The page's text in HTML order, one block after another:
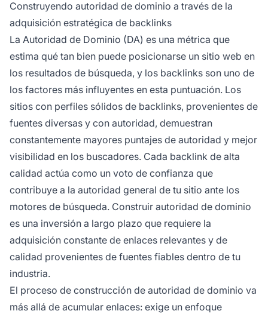
Construyendo autoridad de dominio a través de la
adquisición estratégica de backlinks
La Autoridad de Dominio (DA) es una métrica que
estima qué tan bien puede posicionarse un sitio web en
los resultados de búsqueda, y los backlinks son uno de
los factores más influyentes en esta puntuación. Los
sitios con perfiles sólidos de backlinks, provenientes de
fuentes diversas y con autoridad, demuestran
constantemente mayores puntajes de autoridad y mejor
visibilidad en los buscadores. Cada backlink de alta
calidad actúa como un voto de confianza que
contribuye a la autoridad general de tu sitio ante los
motores de búsqueda. Construir autoridad de dominio
es una inversión a largo plazo que requiere la
adquisición constante de enlaces relevantes y de
calidad provenientes de fuentes fiables dentro de tu
industria.
El proceso de construcción de autoridad de dominio va
más allá de acumular enlaces: exige un enfoque